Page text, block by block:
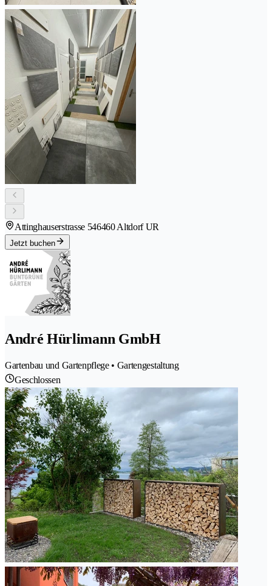
Attinghauserstrasse 546460 Altdorf UR
Jetzt buchen
André Hürlimann GmbH
Gartenbau und Gartenpflege • Gartengestaltung
Geschlossen